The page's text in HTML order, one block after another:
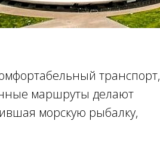
транспорт,
маршруты делают
морскую рыбалку,